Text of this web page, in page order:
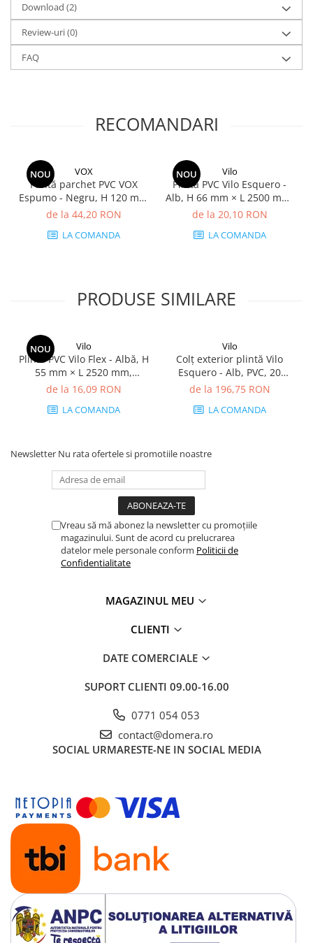
Download (2)
Review-uri(0)
FAQ
RECOMANDARI
NOU VOX
Plintă parchet PVC VOX
Espumo - Negru, H 120 mm
× L 2400 mm, grosime 16
de la 44,20 RON
LA COMANDA
NOU Vilo
Plintă PVC Vilo Esquero -
Alb, H 66 mm × L 2500 mm,
grosime 22 mm
de la 20,10 RON
LA COMANDA
PRODUSE SIMILARE
NOU Vilo
Plintă PVC Vilo Flex - Albă, H
55 mm × L 2520 mm,
grosime 22 mm
de la 16,09 RON
LA COMANDA
Vilo
Colț exterior plintă Vilo
Esquero - Alb, PVC, 20
buc/cutie, compatibil plintă
de la 196,75 RON
LA COMANDA
Newsletter Nu rata ofertele si promotiile noastre
Vreau să mă abonez la newsletter cu promoțiile
magazinului. Sunt de acord cu prelucrarea
datelor mele personale conform Politicii de
Confidentialitate
MAGAZINUL MEU
CLIENTI
DATE COMERCIALE
SUPORT CLIENTI 09.00-16.00
0771 054 053
contact@domera.ro
SOCIAL URMARESTE-NE IN SOCIAL MEDIA